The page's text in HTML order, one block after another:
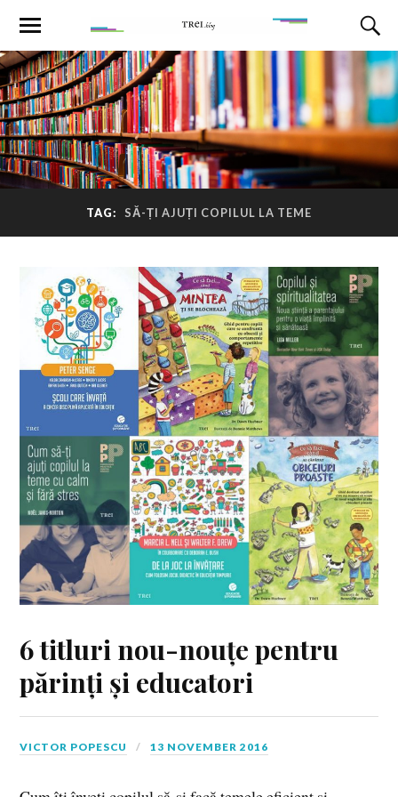
TAG: SĂ-ȚI AJUȚI COPILUL LA TEME
6 titluri nou-nouțe pentru
părinți și educatori
VICTOR POPESCU 13 NOVEMBER 2016